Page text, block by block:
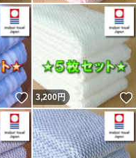
いいね！
3,200円